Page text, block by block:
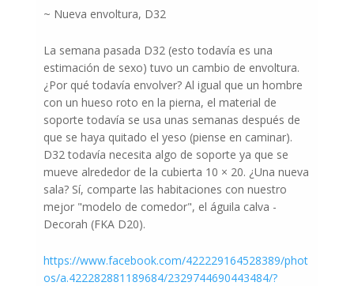
~ Nueva envoltura, D32
La semana pasada D32 (esto todavía es una
estimación de sexo) tuvo un cambio de envoltura.
¿Por qué todavía envolver? Al igual que un hombre
con un hueso roto en la pierna, el material de
soporte todavía se usa unas semanas después de
que se haya quitado el yeso (piense en caminar).
D32 todavía necesita algo de soporte ya que se
mueve alrededor de la cubierta 10 × 20. ¿Una nueva
sala? Sí, comparte las habitaciones con nuestro
mejor "modelo de comedor", el águila calva -
Decorah (FKA D20).
https://www.facebook.com/422229164528389/phot
os/a.422282881189684/2329744690443484/?